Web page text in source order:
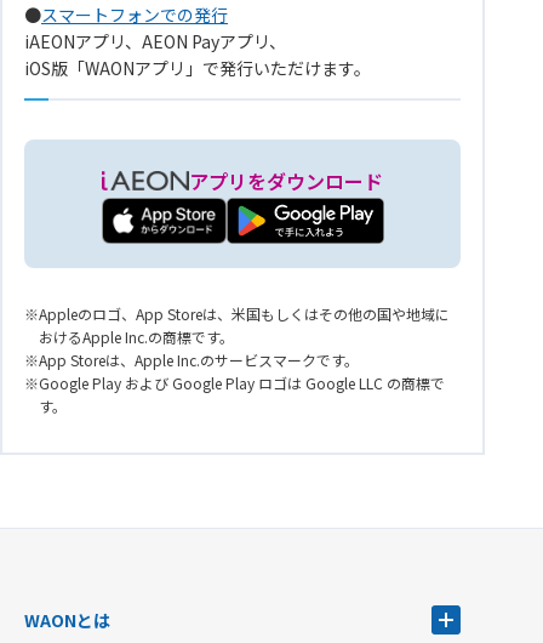
●スマートフォンでの発行
iAEONアプリ、AEON Payアプリ、
iOS版「WAONアプリ」で発行いただけます。
アプリをダウンロード
Appleのロゴ、App Storeは、米国もしくはその他の国や地域に
おけるApple Inc.の商標です。
App Storeは、Apple Inc.のサービスマークです。
Google Play および Google Play ロゴは Google LLC の商標で
す。
WAONとは